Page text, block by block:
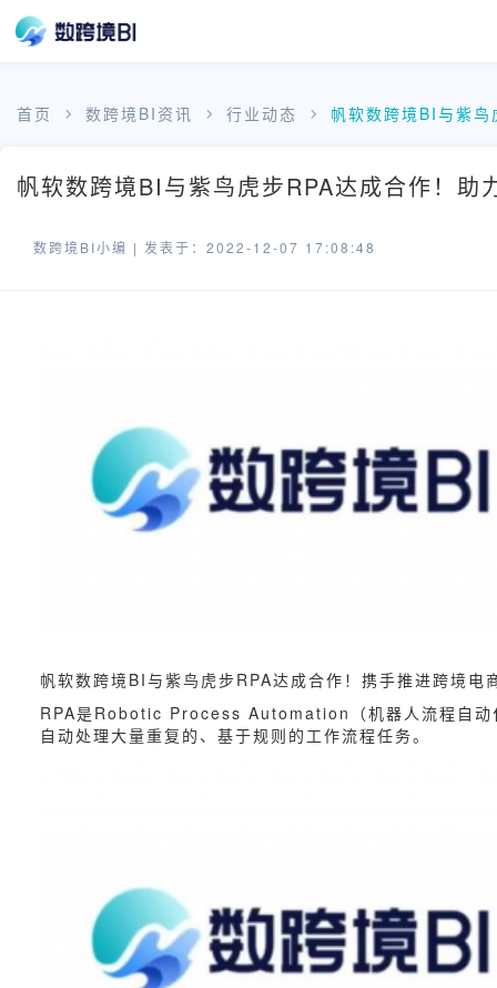
首页 数跨境BI资讯 行业动态 帆软数跨境BI与紫
帆软数跨境BI与紫鸟虎步RPA达成合作！
数跨境BI小编 | 发表于：2022-12-07 17:08:48
帆软数跨境BI与紫鸟虎步RPA达成合作！携手推进跨境电
RPA是Robotic Process Automation（机器人流程自动
自动处理大量重复的、基于规则的工作流程任务。